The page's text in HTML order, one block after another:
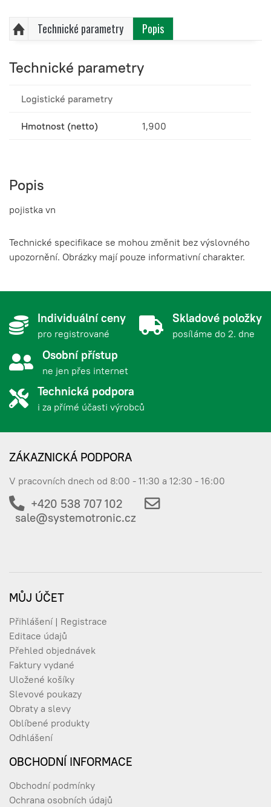
Technické parametry Popis
Technické parametry
Logistické parametry
Hmotnost (netto) 1,900
Popis
pojistka vn
Technické specifikace se mohou změnit bez výslovného
upozornění. Obrázky mají pouze informativní charakter.
Individuální ceny
pro registrované
Skladové položky
posíláme do 2. dne
Osobní přístup
ne jen přes internet
Technická podpora
i za přímé účasti výrobců
ZÁKAZNICKÁ PODPORA
V pracovních dnech od 8:00 - 11:30 a 12:30 - 16:00
+420 538 707 102
sale@systemotronic.cz
MŮJ ÚČET
Přihlášení | Registrace
Editace údajů
Přehled objednávek
Faktury vydané
Uložené košíky
Slevové poukazy
Obraty a slevy
Oblíbené produkty
Odhlášení
OBCHODNÍ INFORMACE
Obchodní podmínky
Ochrana osobních údajů